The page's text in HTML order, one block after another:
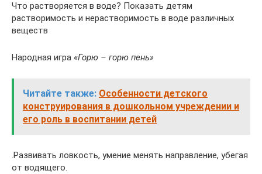
Что растворяется в воде? Показать детям
растворимость и нерастворимость в воде различных
веществ
Народная игра «Горю – горю пень»
Читайте также: Особенности детского
конструирования в дошкольном учреждении и
его роль в воспитании детей
.Развивать ловкость, умение менять направление, убегая
от водящего.